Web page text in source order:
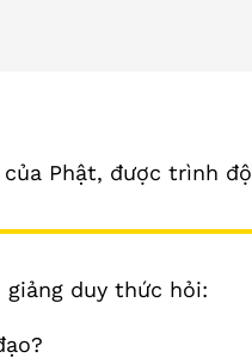
Phật, được trình
giảng duy thức hỏi: